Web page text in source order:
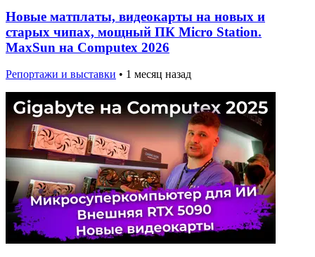
Новые матплаты, видеокарты на новых и
старых чипах, мощный ПК Micro Station.
MaxSun на Computex 2026
Репортажи и выставки • 1 месяц назад